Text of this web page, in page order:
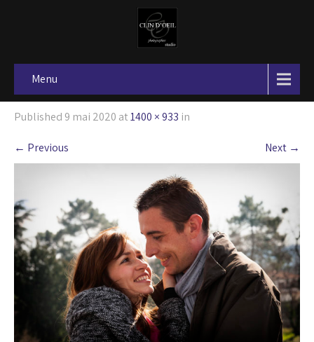
Menu
Published 9 mai 2020 at1400 × 933 in
← Previous Next →